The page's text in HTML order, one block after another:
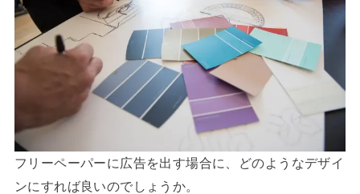
フリーペーパーに広告を出す場合に、どのようなデザイ
ンにすれば良いのでしょうか。